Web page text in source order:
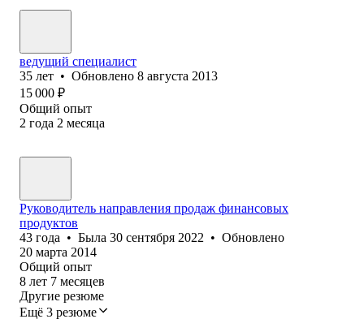
ведущий специалист
35 лет • Обновлено 8 августа 2013
15 000 ₽
Общий опыт
2 года 2 месяца
Руководитель направления продаж финансовых
продуктов
43 года • Была 30 сентября 2022 • Обновлено
20 марта 2014
Общий опыт
8 лет 7 месяцев
Другие резюме
Ещё 3 резюме